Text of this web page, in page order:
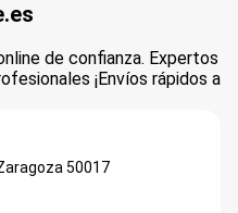
de confianza. Expertos
¡Envíos rápidos a
50017